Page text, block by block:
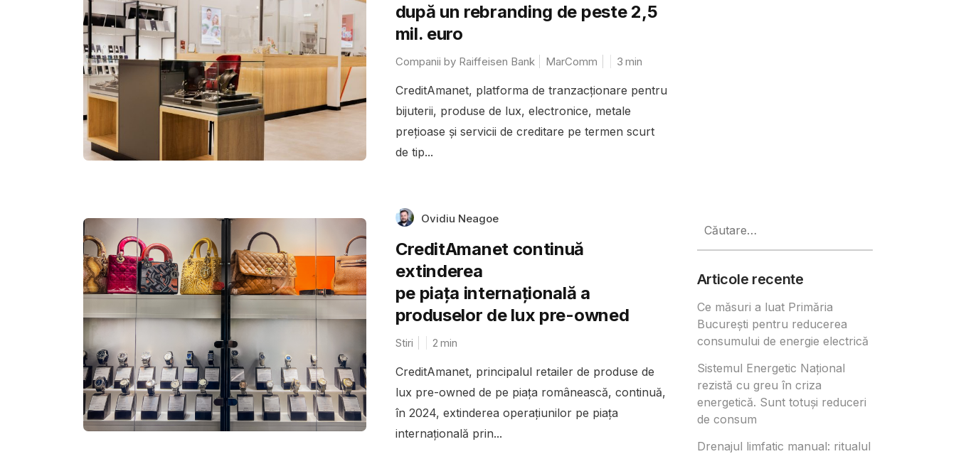
după un rebranding de peste 2,5
mil. euro
Companii by Raiffeisen Bank MarComm 3 min
CreditAmanet, platforma de tranzacționare pentru
bijuterii, produse de lux, electronice, metale
prețioase și servicii de creditare pe termen scurt
de tip...
Ovidiu Neagoe
CreditAmanet continuă
extinderea
pe piața internațională a
produselor de lux pre-owned
Stiri 2 min
CreditAmanet, principalul retailer de produse de
lux pre-owned de pe piața românească, continuă,
în 2024, extinderea operațiunilor pe piața
internațională prin...
după:
Articole recente
Ce măsuri a luat Primăria
București pentru reducerea
consumului de energie electrică
Sistemul Energetic Național
rezistă cu greu în criza
energetică. Sunt totuși reduceri
de consum
Drenajul limfatic manual: ritualul